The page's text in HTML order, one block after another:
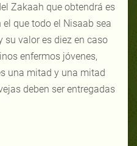
Zakaah que obtendrá es
que todo el Nisaab sea
su valor es diez en caso
enfermos jóvenes,
una mitad y una mitad
deben ser entregadas